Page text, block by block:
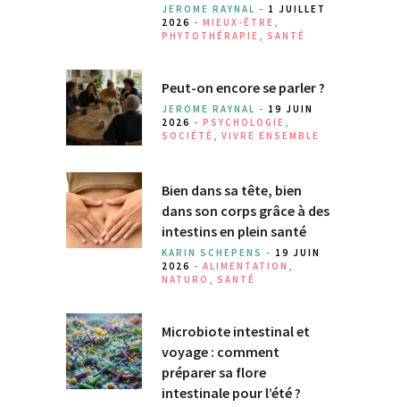
JEROME RAYNAL - 1 JUILLET
2026 - MIEUX-ÊTRE ,
PHYTOTHÉRAPIE , SANTÉ
Peut-on encore se parler ?
JEROME RAYNAL - 19 JUIN
2026 - PSYCHOLOGIE ,
SOCIÉTÉ , VIVRE ENSEMBLE
Bien dans sa tête, bien
dans son corps grâce à des
intestins en plein santé
KARIN SCHEPENS - 19 JUIN
2026 - ALIMENTATION ,
NATURO , SANTÉ
Microbiote intestinal et
voyage : comment
préparer sa flore
intestinale pour l’été ?